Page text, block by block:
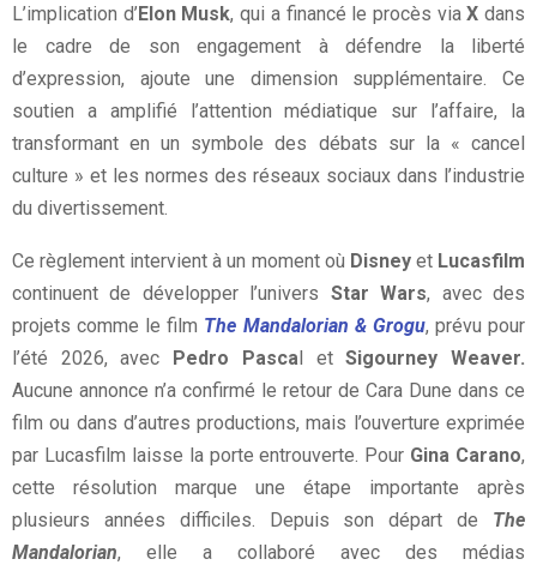
L’implication d’Elon Musk, qui a financé le procès viaX dans
le cadre de son engagement à défendre la liberté
d’expression, ajoute une dimension supplémentaire. Ce
soutien a amplifié l’attention médiatique sur l’affaire, la
transformant en un symbole des débats sur la « cancel
culture » et les normes des réseaux sociaux dans l’industrie
du divertissement.
Ce règlement intervient à un moment où Disneyet Lucasfilm
continuent de développer l’univers Star Wars, avec des
projets comme le film The Mandalorian & Grogu, prévu pour
l’été 2026, avec Pedro Pascal etSigourney Weaver.
Aucune annonce n’a confirmé le retour de Cara Dune dans ce
film ou dans d’autres productions, mais l’ouverture exprimée
par Lucasfilm laisse la porte entrouverte. Pour Gina Carano,
cette résolution marque une étape importante après
plusieurs années difficiles. Depuis son départ de The
Mandalorian, elle a collaboré avec des médias